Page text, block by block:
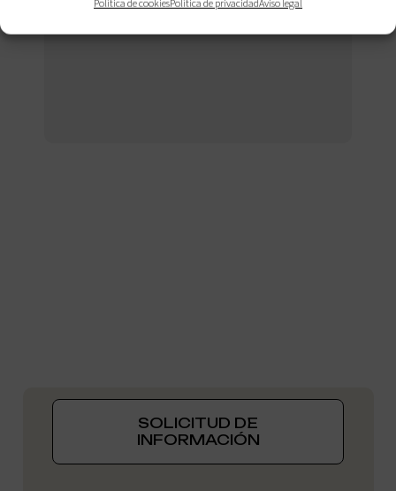
Política de cookiesPolítica de privacidadAviso legal
SOLICITUD DE
INFORMACIÓN